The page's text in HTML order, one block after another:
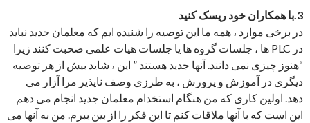
3.با همکاران خود ریسک کنید
در برخی موارد ، همه ما این توصیه را شنیده ایم که معلمان جدید نباید
در PLC ها ، جلسات گروه ها یا جلسات هیات علمی صحبت کنند زیرا
“هنوز چیزی نمی دانند. آنها جدید هستند ” این ، شاید بیش از هر توصیه
دیگری در آموزش و پرورش ، به طرزی وصف ناپذیر مرا آزار می
دهد. اولین کاری که من هنگام استخدام معلمان جدید انجام می دهم
این است که با آنها ملاقات کنم تا این فکر را از بین ببرم. من به آنها می